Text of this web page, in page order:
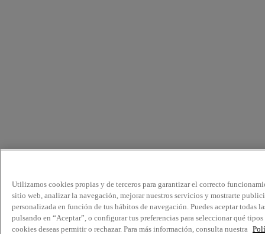
Utilizamos cookies propias y de terceros para garantizar el correcto
sitio web, analizar la navegación, mejorar nuestros servicios y mostrarte
personalizada en función de tus hábitos de navegación. Puedes aceptar todas
pulsando en “Aceptar”, o configurar tus preferencias para seleccionar qué tipos
cookies deseas permitir o rechazar. Para más información, consulta nuestra